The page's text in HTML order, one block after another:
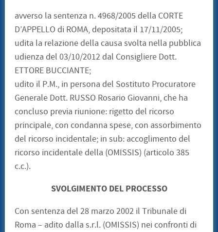
avverso la sentenza n. 4968/2005 della CORTE
D’APPELLO di ROMA, depositata il 17/11/2005;
udita la relazione della causa svolta nella pubblica
udienza del 03/10/2012 dal Consigliere Dott.
ETTORE BUCCIANTE;
udito il P.M., in persona del Sostituto Procuratore
Generale Dott. RUSSO Rosario Giovanni, che ha
concluso previa riunione: rigetto del ricorso
principale, con condanna spese, con assorbimento
del ricorso incidentale; in sub: accoglimento del
ricorso incidentale della (OMISSIS) (articolo 385
c.c.).
SVOLGIMENTO DEL PROCESSO
Con sentenza del 28 marzo 2002 il Tribunale di
Roma – adito dalla s.r.l. (OMISSIS) nei confronti di